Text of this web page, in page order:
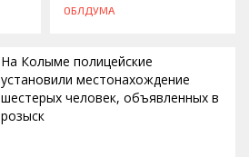
ОБЛДУМА
На Колыме полицейские
установили местонахождение
шестерых человек, объявленных в
розыск